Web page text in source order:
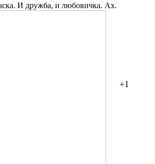
И дружба, и любовичка. Ах.
+1